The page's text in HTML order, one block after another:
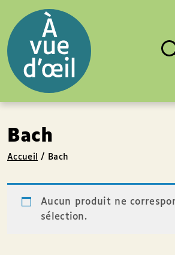
Fermer
Rechercher
un
livre,
un
auteur,
un
EAN
Bach
Accueil / Bach
Aucun produit ne
sélection.